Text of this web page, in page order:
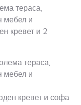
тераса,
мебел и
кревет и 2
тераса,
мебел и
кревет и софа